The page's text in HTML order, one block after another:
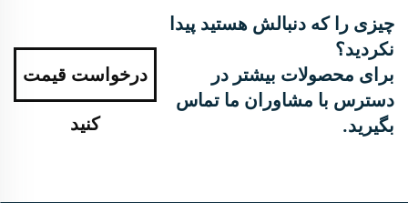
چیزی را که دنبالش هستید پیدا
نکردید؟
برای محصولات بیشتر در
دسترس با مشاوران ما تماس
بگیرید.
درخواست قیمت
کنید